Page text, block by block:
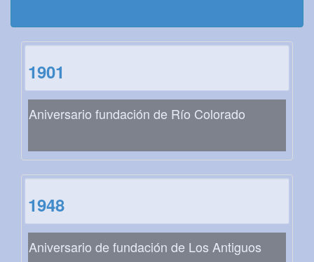
1901
Aniversario fundación de Río Colorado
1948
Aniversario de fundación de Los Antiguos